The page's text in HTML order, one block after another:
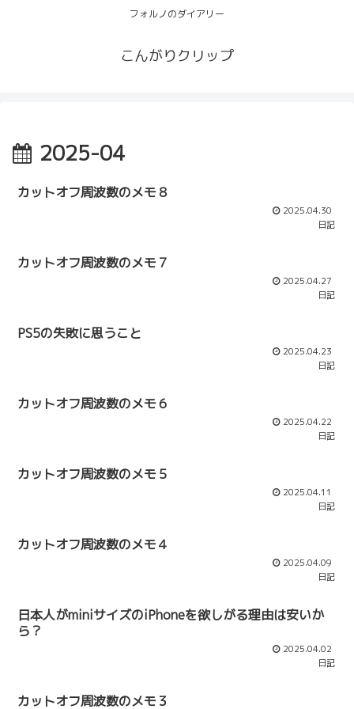
フォルノのダイアリー
こんがりクリップ
2025-04
カットオフ周波数のメモ８
2025.04.30
日記
カットオフ周波数のメモ７
2025.04.27
日記
PS5の失敗に思うこと
2025.04.23
日記
カットオフ周波数のメモ６
2025.04.22
日記
カットオフ周波数のメモ５
2025.04.11
日記
カットオフ周波数のメモ４
2025.04.09
日記
日本人がminiサイズのiPhoneを欲しがる理由は安いか
ら？
2025.04.02
日記
カットオフ周波数のメモ３